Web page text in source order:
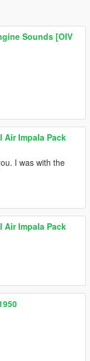
Sounds [OIV
Air Impala Pack
I was with the
Air Impala Pack